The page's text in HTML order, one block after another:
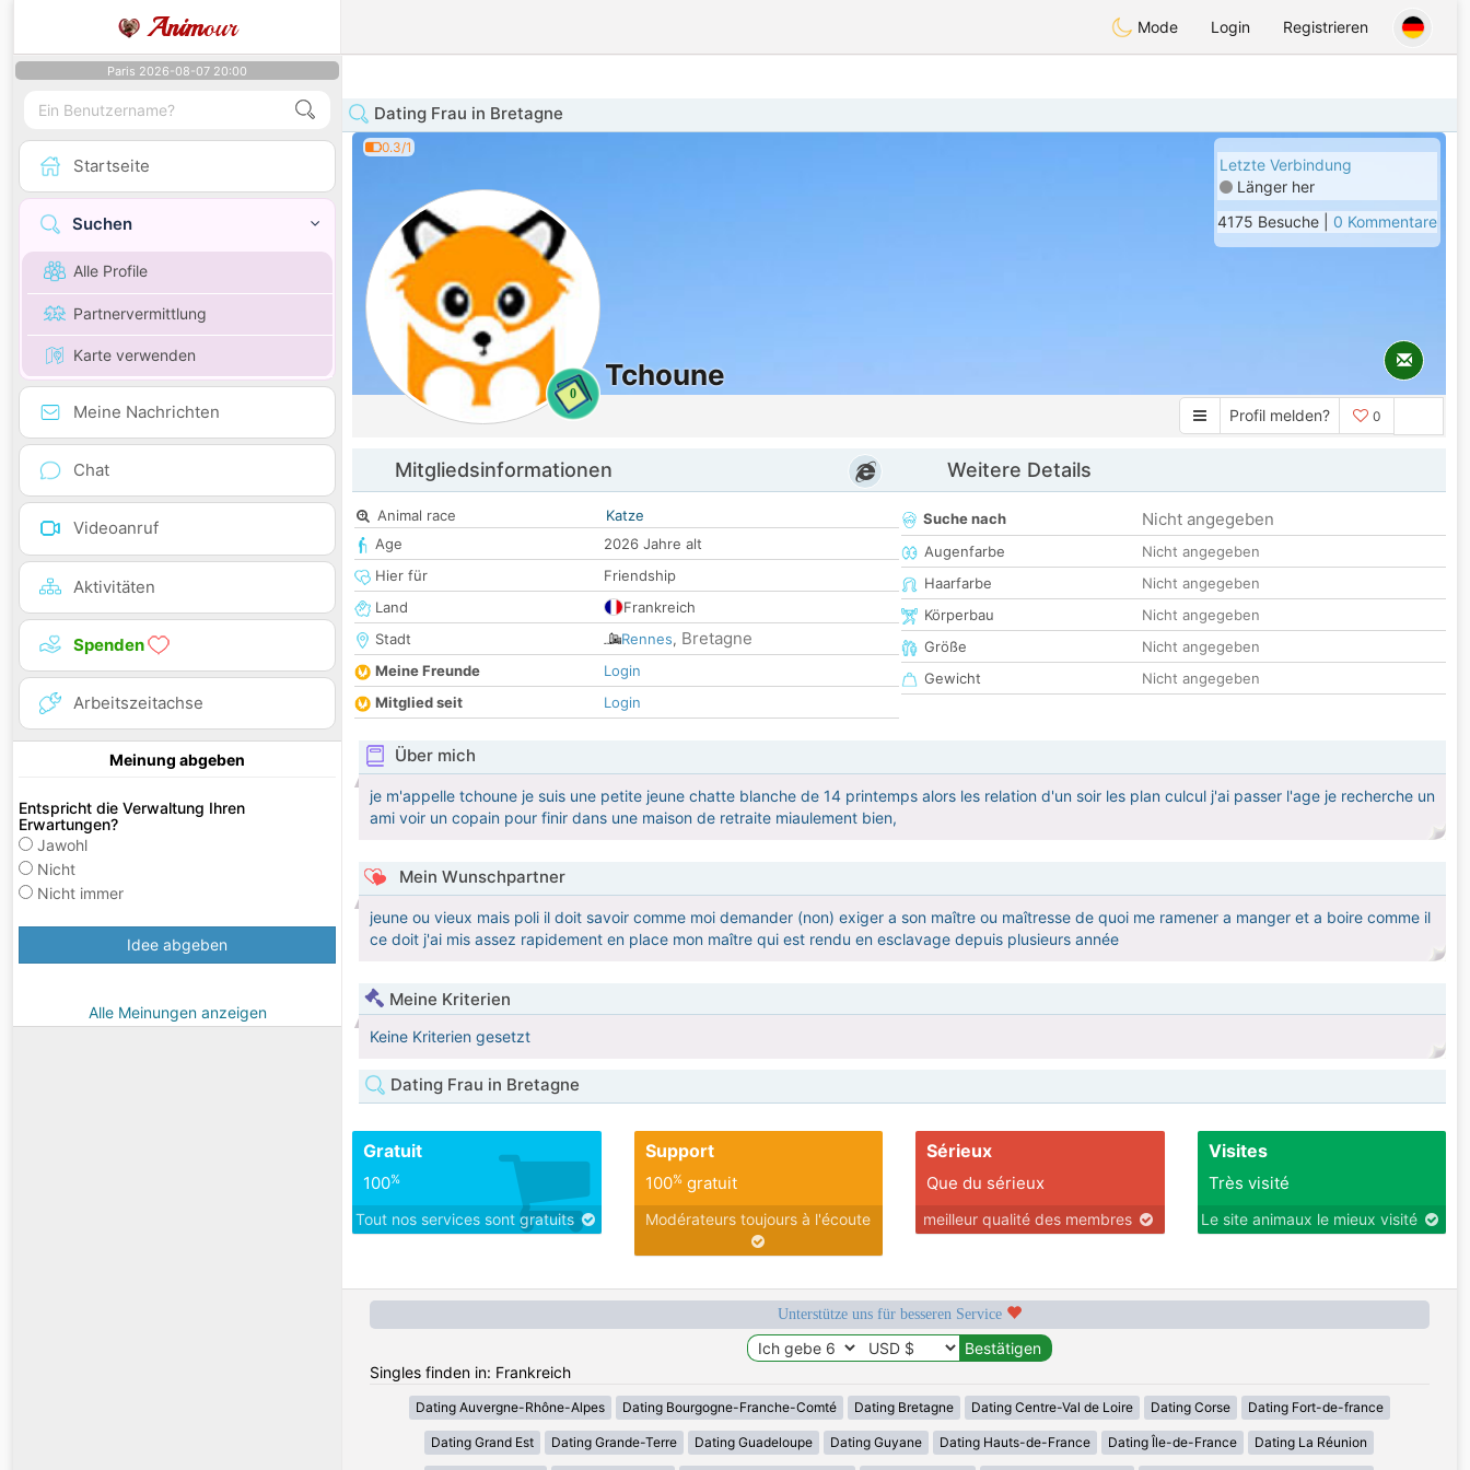
Animour Mode Login Registrieren
Paris 2026-08-07 20:00
Startseite
Suchen
Alle Profile
Partnervermittlung
Karte verwenden
Meine Nachrichten
Chat
Videoanruf
Aktivitäten
Spenden
Arbeitszeitachse
Meinung abgeben
Entspricht die Verwaltung Ihren
Erwartungen?
Jawohl
Nicht
Nicht immer
Idee abgeben
Alle Meinungen anzeigen
Dating Frau in Bretagne
0.3/1
0
Tchoune
Letzte Verbindung
Länger her
4175 Besuche | 0 Kommentare
Profil melden? 0
Mitgliedsinformationen
Animal race
Katze
Age
2026 Jahre alt
Hier für
Friendship
Land
Frankreich
Stadt
Rennes, Bretagne
Meine Freunde
Login
Mitglied seit
Login
Weitere Details
Suche nach Nicht angegeben
Augenfarbe
Nicht angegeben
Haarfarbe
Nicht angegeben
Körperbau
Nicht angegeben
Größe
Nicht angegeben
Gewicht
Nicht angegeben
Über mich
je m'appelle tchoune je suis une petite jeune chatte blanche de 14 printemps alors les relation d'un soir les plan culcul j'ai passer l'age je recherche un
ami voir un copain pour finir dans une maison de retraite miaulement bien,
Mein Wunschpartner
jeune ou vieux mais poli il doit savoir comme moi demander (non) exiger a son maître ou maîtresse de quoi me ramener a manger et a boire comme il
ce doit j'ai mis assez rapidement en place mon maître qui est rendu en esclavage depuis plusieurs année
Meine Kriterien
Keine Kriterien gesetzt
Dating Frau in Bretagne
Gratuit
100%
Tout nos services sont gratuits
Support
100%gratuit
Modérateurs toujours à l'écoute
Sérieux
Que du sérieux
meilleur qualité des membres
Visites
Très visité
Le site animaux le mieux visité
Unterstütze uns für besseren Service
Singles finden in: Frankreich
Dating Auvergne-Rhône-Alpes Dating Bourgogne-Franche-Comté Dating Bretagne Dating Centre-Val de Loire Dating Corse Dating Fort-de-france
Dating Grand Est Dating Grande-Terre Dating Guadeloupe Dating Guyane Dating Hauts-de-France Dating Île-de-France Dating La Réunion